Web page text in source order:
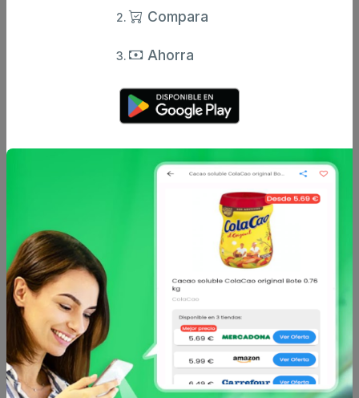
Comentarios Opiniones de usuarios
Aún no hay comentarios.
Escribe tu comentario
Nombre
Valoración
Compara
Ahorra